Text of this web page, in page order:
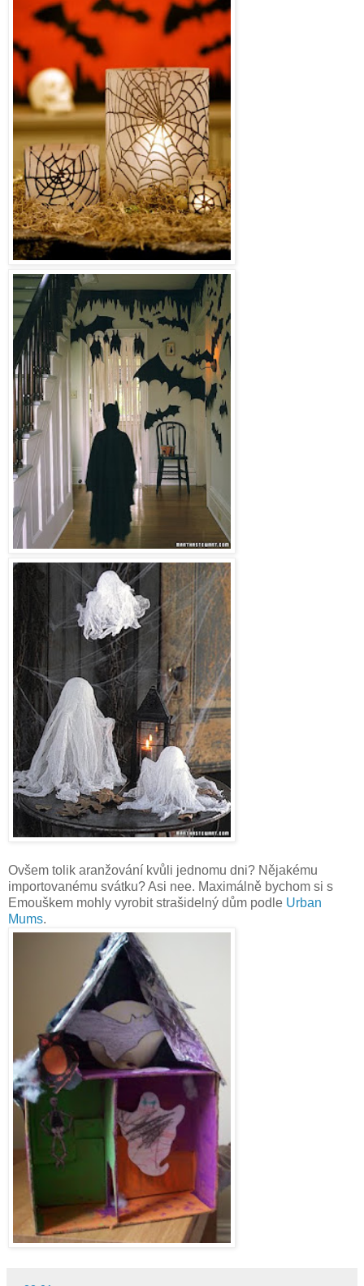
Ovšem tolik aranžování kvůli jednomu dni? Nějakému
importovanému svátku? Asi nee. Maximálně bychom si s
Emouškem mohly vyrobit strašidelný dům podle Urban
Mums.